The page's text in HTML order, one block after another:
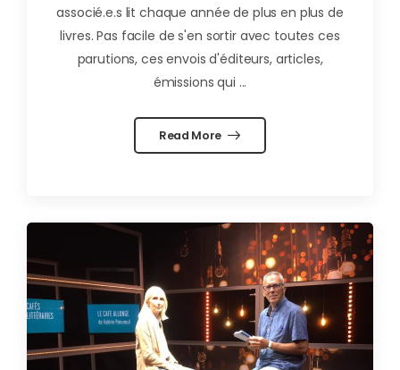
associé.e.s lit chaque année de plus en plus de
livres. Pas facile de s'en sortir avec toutes ces
parutions, ces envois d'éditeurs, articles,
émissions qui ...
Read More